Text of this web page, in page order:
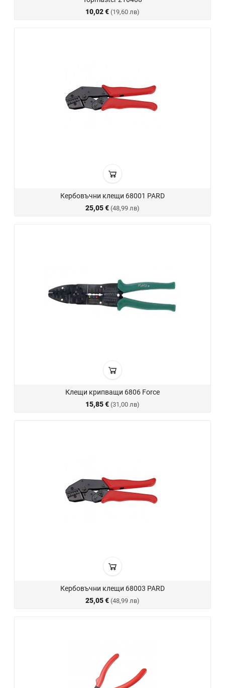
10,02 € (19,60 лв)
Кербовъчни клещи 68001 PARD
25,05 € (48,99 лв)
Клещи крипващи 6806 Force
15,85 € (31,00 лв)
Кербовъчни клещи 68003 PARD
25,05 € (48,99 лв)